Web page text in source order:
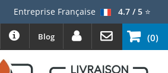
Entreprise Française 4.7 / 5⭐
(0)
Blog